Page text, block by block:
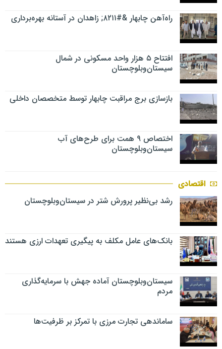
راه‌آهن چابهار &#۸۲۱۱; زاهدان در آستانه بهره‌برداری
افتتاح ۵ هزار واحد مسکونی در شمال
سیستان‌وبلوچستان
بازسازی برج مراقبت چابهار توسط متخصصان داخلی
اختصاص ۹ همت برای طرح‌های آب
سیستان‌وبلوچستان
اقتصادی
رشد بی‌نظیر پرورش شتر در سیستان‌وبلوچستان
بانک‌های عامل مکلف به پیگیری تعهدات ارزی هستند
سیستان‌وبلوچستان آماده جهش با سرمایه‌گذاری
مردم
ساماندهی تجارت مرزی با تمرکز بر ظرفیت‌ها